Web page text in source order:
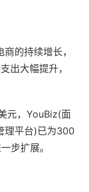
的持续增长，
出大幅提升，
元，YouBiz(面
理平台)已为300
步扩展。